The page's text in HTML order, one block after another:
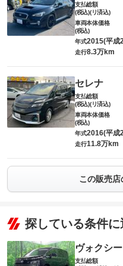
支払総額
(税込)(リ済込)
車両本体価格
(税込)
年式2015(平成
走行8.3万km
セレナ
支払総額
(税込)(リ済込)
車両本体価格
(税込)
年式2016(平成
走行11.8万km
この販売
探している条件
ヴォクシー
支払総額